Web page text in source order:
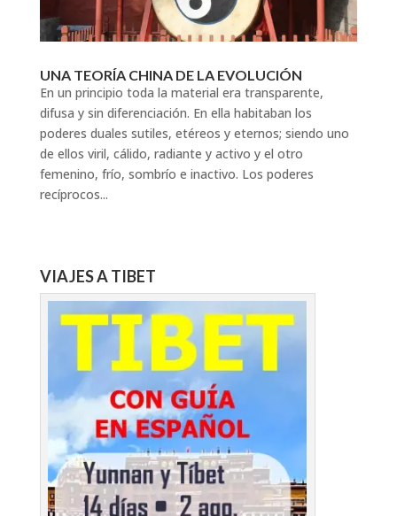
UNA TEORÍA CHINA DE LA EVOLUCIÓN
En un principio toda la material era transparente,
difusa y sin diferenciación. En ella habitaban los
poderes duales sutiles, etéreos y eternos; siendo uno
de ellos viril, cálido, radiante y activo y el otro
femenino, frío, sombrío e inactivo. Los poderes
recíprocos...
VIAJES A TIBET